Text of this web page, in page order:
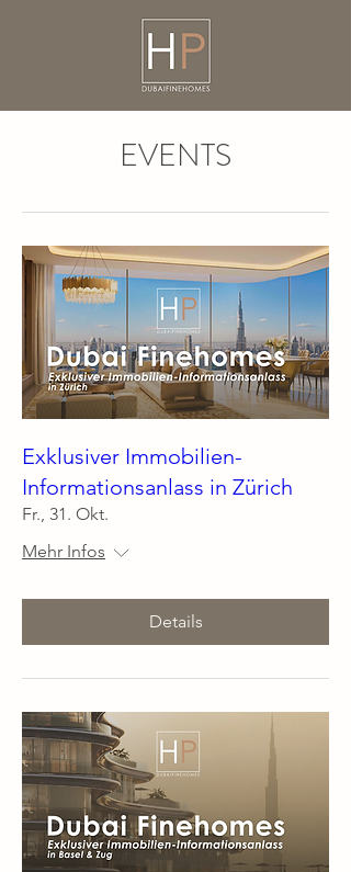
EVENTS
Exklusiver Immobilien-
Informationsanlass in Zürich
Fr., 31. Okt.
Mehr Infos
Details